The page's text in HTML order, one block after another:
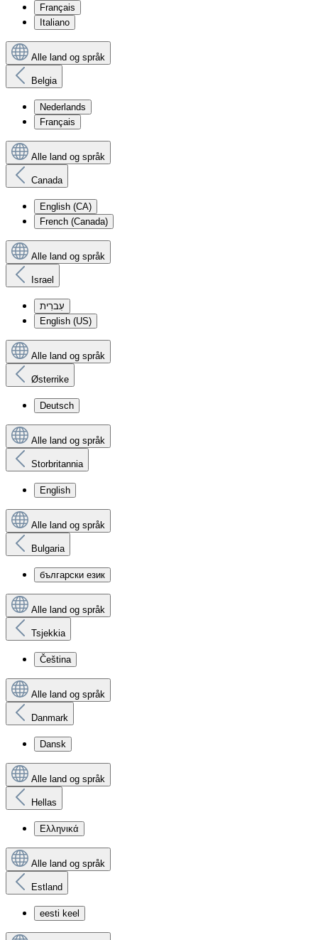
Français
Italiano
Alle land og språk
Belgia
Nederlands
Français
Alle land og språk
Canada
English (CA)
French (Canada)
Alle land og språk
Israel
עִברִית
English (US)
Alle land og språk
Østerrike
Deutsch
Alle land og språk
Storbritannia
English
Alle land og språk
Bulgaria
български език
Alle land og språk
Tsjekkia
Čeština
Alle land og språk
Danmark
Dansk
Alle land og språk
Hellas
Ελληνικά
Alle land og språk
Estland
eesti keel